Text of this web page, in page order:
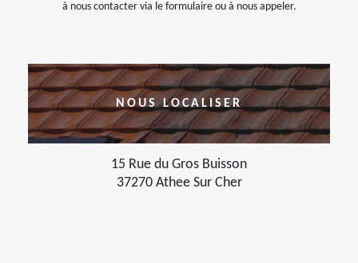
à nous contacter via le formulaire ou à nous appeler.
NOUS LOCALISER
15 Rue du Gros Buisson
37270 Athee Sur Cher